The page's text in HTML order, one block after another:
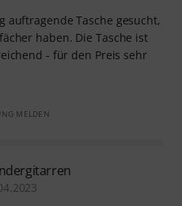
auftragende Tasche gesucht,
haben. Die Tasche ist
- für den Preis sehr
MELDEN